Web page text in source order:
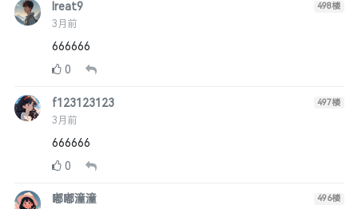
lreat9
3月前
498楼
666666
0
f123123123
3月前
497楼
666666
0
嘟嘟潼潼 496楼